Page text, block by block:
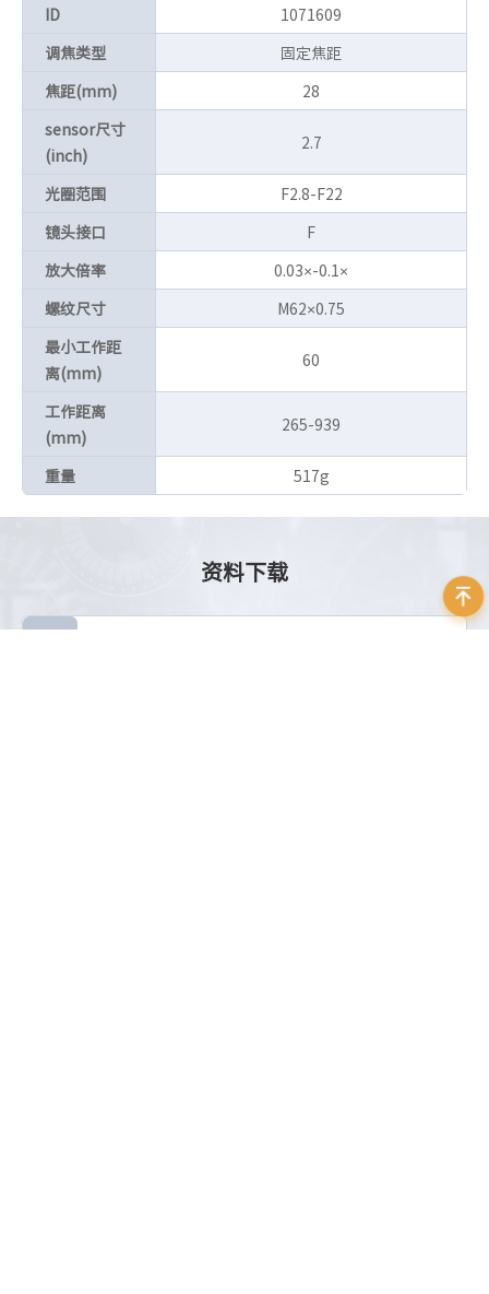
ID
1071609
调焦类型
固定焦距
焦距(mm)
28
sensor尺寸
(inch)
2.7
光圈范围
F2.8-F22
镜头接口
F
放大倍率
0.03×-0.1×
螺纹尺寸
M62×0.75
最小工作距
离(mm)
60
工作距离
(mm)
265-939
重量 517g
资料下载